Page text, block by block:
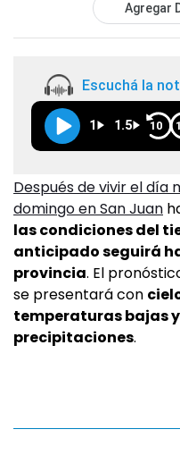
Agregar
Escuchá la
1 1.5 10
Después de vivir el día
domingo en San Juan
las condiciones del
anticipado seguirá
provincia. El
se presentará con
temperaturas bajas
precipitaciones.